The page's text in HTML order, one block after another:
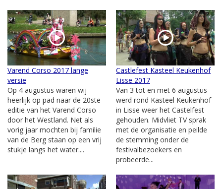
Varend Corso 2017 lange
versie
Op 4 augustus waren wij
heerlijk op pad naar de 20ste
editie van het Varend Corso
door het Westland. Net als
vorig jaar mochten bij familie
van de Berg staan op een vrij
stukje langs het water....
Castlefest Kasteel Keukenhof
Lisse 2017
Van 3 tot en met 6 augustus
werd rond Kasteel Keukenhof
in Lisse weer het Castelfest
gehouden. Midvliet TV sprak
met de organisatie en peilde
de stemming onder de
festivalbezoekers en
probeerde...